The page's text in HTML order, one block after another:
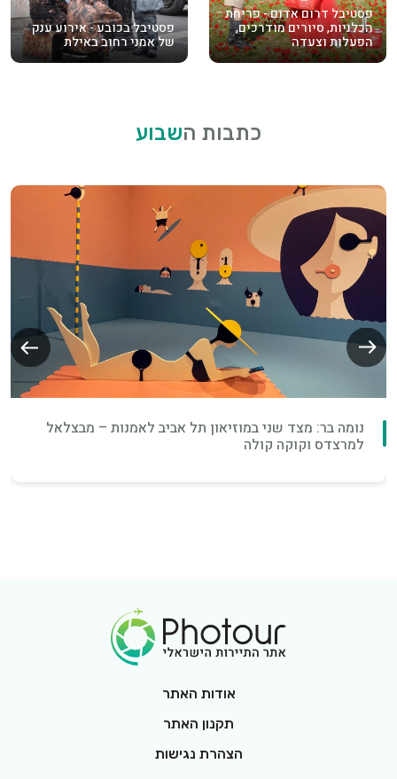
פסטיבל דרום אדום - פריחת
הכלניות, סיורים מודרכים,
הפעלות וצעדה
פסטיבל בכובע - אירוע ענק
של אמני רחוב באילת
כתבות השבוע
נומה בר: מצד שני במוזיאון תל אביב לאמנות – מבצלאל
למרצדס וקוקה קולה
אודות האתר
תקנון האתר
הצהרת נגישות